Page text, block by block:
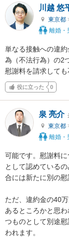
川越 悠
東京都
離婚・
単なる接触への違
為（不法行為）の2
慰謝料を請求しても
役に立った 0
泉 亮介
東京都
離婚・
可能です。慰謝料
として認めている
合には新たに別の慰
ただ、違約金の40
あるところかと思
つものとして別途
われます。